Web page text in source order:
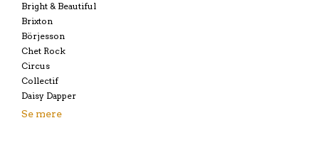
Bright & Beautiful
Brixton
Börjesson
Chet Rock
Circus
Collectif
Daisy Dapper
Se mere